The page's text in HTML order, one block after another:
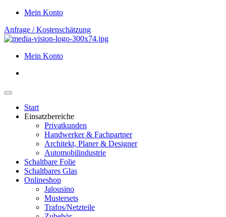
Mein Konto
Anfrage / Kostenschätzung
Mein Konto
Start
Einsatzbereiche
Privatkunden
Handwerker & Fachpartner
Architekt, Planer & Designer
Automobilindustrie
Schaltbare Folie
Schaltbares Glas
Onlineshop
Jalousino
Mustersets
Trafos/Netzteile